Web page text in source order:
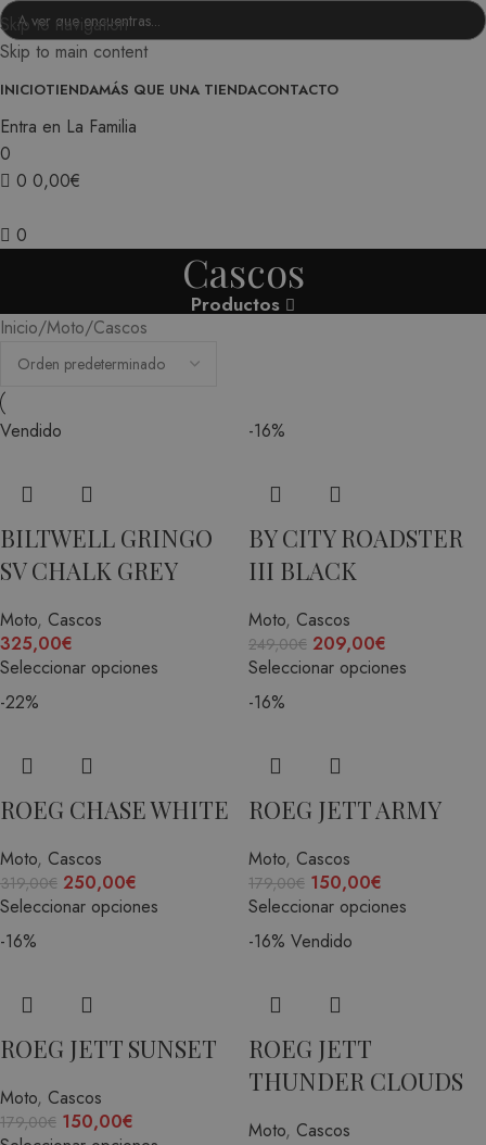
Skip to navigation
Skip to main content
INICIOTIENDAMÁS QUE UNA TIENDACONTACTO
Entra en La Familia
0
0 0,00€
0
Cascos
Productos
Inicio Moto Cascos
Vendido
BILTWELL GRINGO
SV CHALK GREY
Moto, Cascos
325,00€
Seleccionar opciones
-16%
BY CITY ROADSTER
III BLACK
Moto, Cascos
249,00€ 209,00€
Seleccionar opciones
-22%
ROEG CHASE WHITE
Moto, Cascos
319,00€ 250,00€
Seleccionar opciones
-16%
ROEG JETT ARMY
Moto, Cascos
179,00€ 150,00€
Seleccionar opciones
-16%
ROEG JETT SUNSET
Moto, Cascos
179,00€ 150,00€
-16% Vendido
ROEG JETT
THUNDER CLOUDS
Moto, Cascos